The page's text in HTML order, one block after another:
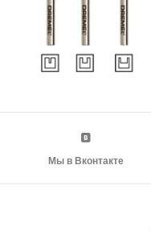
Мы в Вконтакте